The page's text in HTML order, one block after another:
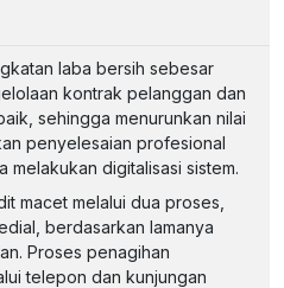
laba bersih sebesar
kontrak pelanggan dan
sehingga menurunkan nilai
penyelesaian profesional
melakukan digitalisasi sistem.
macet melalui dua proses,
berdasarkan lamanya
Proses penagihan
telepon dan kunjungan